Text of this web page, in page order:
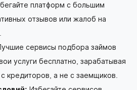
платформ с большим
отзывов или жалоб на
сервисы подбора займов
услуги бесплатно, зарабатывая
кредиторов, а не с заемщиков.